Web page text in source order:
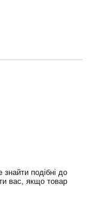
подібні до
вас, якщо товар